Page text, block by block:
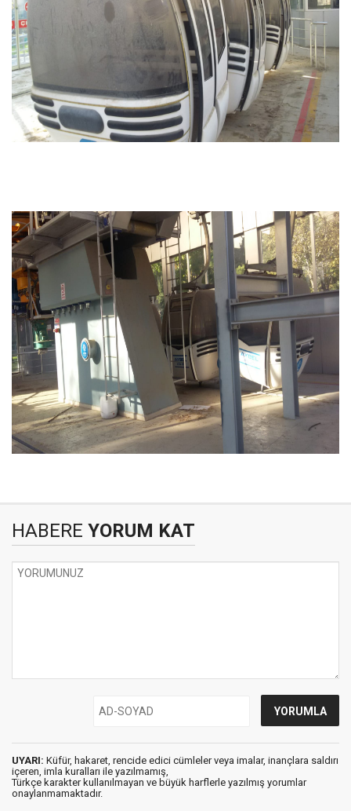
HABERE YORUM KAT
UYARI: Küfür, hakaret, rencide edici cümleler veya imalar, inançlara saldırı
içeren, imla kuralları ile yazılmamış,
Türkçe karakter kullanılmayan ve büyük harflerle yazılmış yorumlar
onaylanmamaktadır.